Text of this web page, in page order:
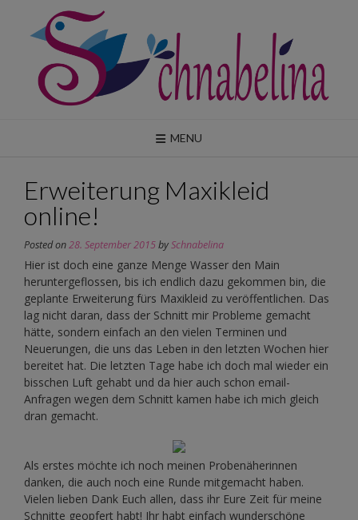
content
MENU
Erweiterung Maxikleid
online!
Posted on28. September 2015bySchnabelina
Hier ist doch eine ganze Menge Wasser den Main
heruntergeflossen, bis ich endlich dazu gekommen bin, die
geplante Erweiterung fürs Maxikleid zu veröffentlichen. Das
lag nicht daran, dass der Schnitt mir Probleme gemacht
hätte, sondern einfach an den vielen Terminen und
Neuerungen, die uns das Leben in den letzten Wochen hier
bereitet hat. Die letzten Tage habe ich doch mal wieder ein
bisschen Luft gehabt und da hier auch schon email-
Anfragen wegen dem Schnitt kamen habe ich mich gleich
dran gemacht.
Als erstes möchte ich noch meinen Probenäherinnen
danken, die auch noch eine Runde mitgemacht haben.
Vielen lieben Dank Euch allen, dass ihr Eure Zeit für meine
Schnitte geopfert habt! Ihr habt einfach wunderschöne